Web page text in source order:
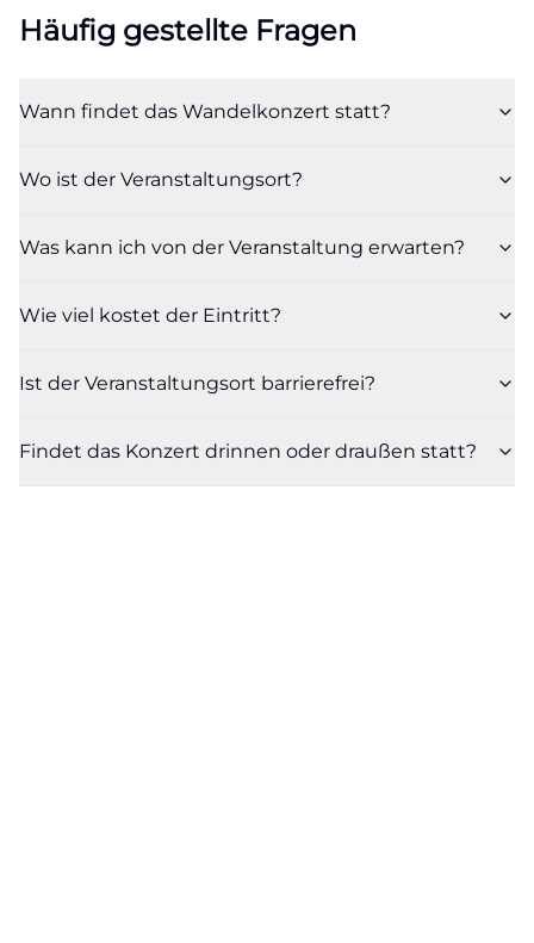
Häufig gestellte Fragen
Wann findet das Wandelkonzert statt?
Wo ist der Veranstaltungsort?
Was kann ich von der Veranstaltung erwarten?
Wie viel kostet der Eintritt?
Ist der Veranstaltungsort barrierefrei?
Findet das Konzert drinnen oder draußen statt?